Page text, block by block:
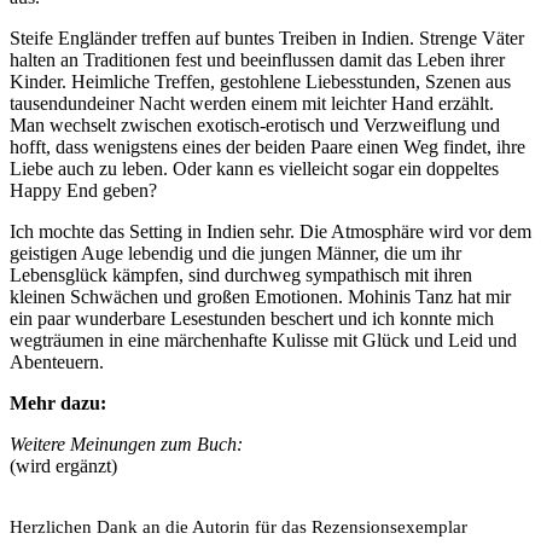
Steife Engländer treffen auf buntes Treiben in Indien. Strenge Väter
halten an Traditionen fest und beeinflussen damit das Leben ihrer
Kinder. Heimliche Treffen, gestohlene Liebesstunden, Szenen aus
tausendundeiner Nacht werden einem mit leichter Hand erzählt.
Man wechselt zwischen exotisch-erotisch und Verzweiflung und
hofft, dass wenigstens eines der beiden Paare einen Weg findet, ihre
Liebe auch zu leben. Oder kann es vielleicht sogar ein doppeltes
Happy End geben?
Ich mochte das Setting in Indien sehr. Die Atmosphäre wird vor dem
geistigen Auge lebendig und die jungen Männer, die um ihr
Lebensglück kämpfen, sind durchweg sympathisch mit ihren
kleinen Schwächen und großen Emotionen. Mohinis Tanz hat mir
ein paar wunderbare Lesestunden beschert und ich konnte mich
wegträumen in eine märchenhafte Kulisse mit Glück und Leid und
Abenteuern.
Mehr dazu:
Weitere Meinungen zum Buch:
(wird ergänzt)
Herzlichen Dank an die Autorin für das Rezensionsexemplar